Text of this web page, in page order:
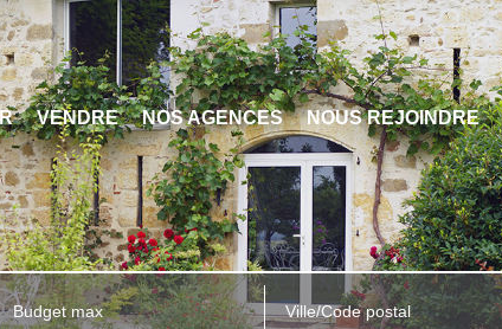
VENDRE NOS AGENCES NOUS REJOINDRE
Ville/Code postal